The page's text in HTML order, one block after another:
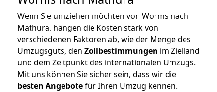
Wenn Sie umziehen möchten von Worms nach
Mathura, hängen die Kosten stark von
verschiedenen Faktoren ab, wie der Menge des
Umzugsguts, den Zollbestimmungen im Zielland
und dem Zeitpunkt des internationalen Umzugs.
Mit uns können Sie sicher sein, dass wir die
besten Angebotefür Ihren Umzug kennen.